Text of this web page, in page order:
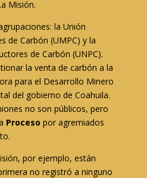
Misión.
la Unión
de Carbón (UMPC) y la
de Carbón (UNPC).
la venta de carbón a la
para el Desarrollo Minero
del gobierno de Coahuila.
no son públicos, pero
Proceso por agremiados
por ejemplo, están
no registró a ninguno